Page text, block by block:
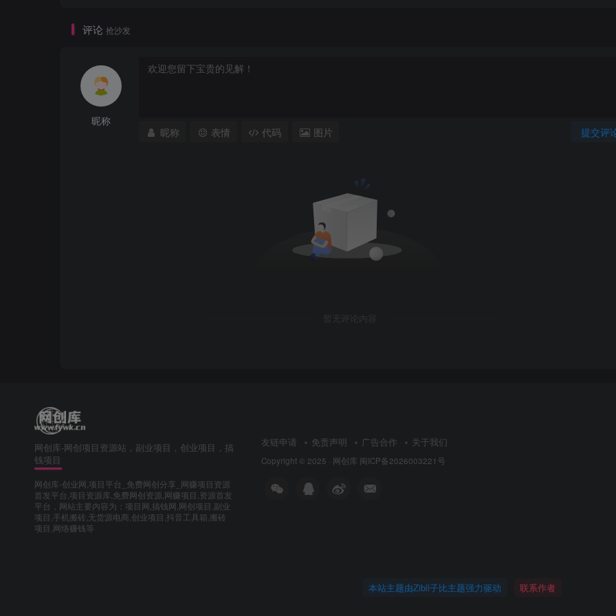
评论 抢沙发
昵称
提交评
昵称 表情 代码 图片
暂无评论内容
网创库-网创项目资源站，副业项目，创业项目，搞
钱项目
网创库-创业网,项目平台_免费网创分享_网赚项目资源
首发平台,项目资源库,免费网创资源,网赚项目,资源首发
平台，网站主要内容为：项目网,搞钱网,网创项目,副业
项目,手机搬砖,无货源电商,创业项目,抖音工具箱,搬砖
项目,网络赚钱等
友链申请 免责声明 广告合作 关于我们
Copyright © 2025 · 网创库 闽ICP备2026003221号
本站主题由Zibll子比主题强力驱动 联系作者